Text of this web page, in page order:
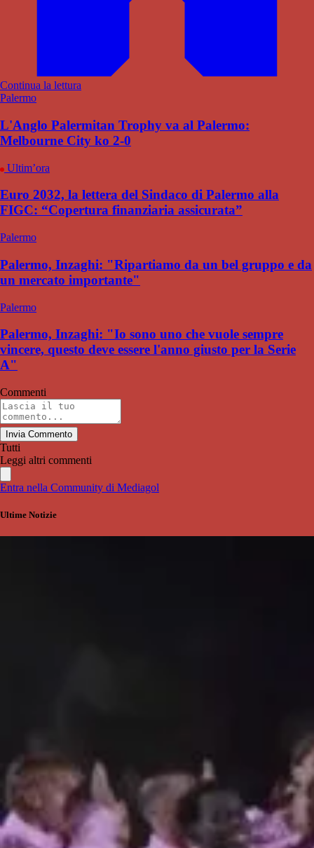
Continua la lettura
Palermo
L'Anglo Palermitan Trophy va al Palermo:
Melbourne City ko 2-0
Ultim’ora
Euro 2032, la lettera del Sindaco di Palermo alla
FIGC: “Copertura finanziaria assicurata”
Palermo
Palermo, Inzaghi: "Ripartiamo da un bel gruppo e da
un mercato importante"
Palermo
Palermo, Inzaghi: "Io sono uno che vuole sempre
vincere, questo deve essere l'anno giusto per la Serie
A"
Commenti
Invia Commento
Tutti
Leggi altri commenti
Entra nella Community di Mediagol
Ultime Notizie